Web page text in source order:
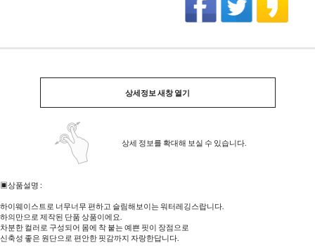
상세정보 새창 열기
상세 정보를 확대해 보실 수 있습니다.
▣상품설명 :
하이웨이스트로 너무너무 편하고 슬림해보이는 워터레깅스랍니다.
하의만으로 제작된 단품 상품이에요.
차분한 컬러로 구성되어 몸에 착 붙는 예쁜 핏이 장점으로
신축성 좋은 원단으로 편안한 핏감까지 자랑한답니다.